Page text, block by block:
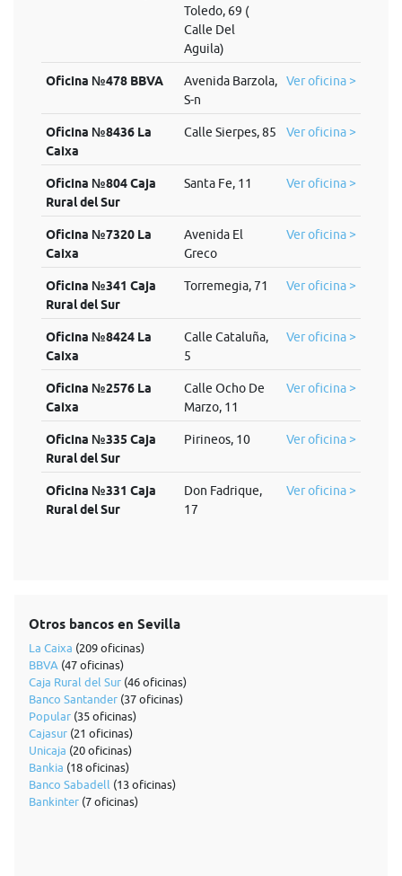
Toledo, 69 (
Calle Del
Aguila)
Oficina №478 BBVA
Avenida Barzola,
S-n
Ver oficina >
Oficina №8436 La
Caixa
Calle Sierpes, 85 Ver oficina >
Oficina №804 Caja
Rural del Sur
Santa Fe, 11 Ver oficina >
Oficina №7320 La
Caixa
Avenida El
Greco
Ver oficina >
Oficina №341 Caja
Rural del Sur
Torremegia, 71 Ver oficina >
Oficina №8424 La
Caixa
Calle Cataluña,
5
Ver oficina >
Oficina №2576 La
Caixa
Calle Ocho De
Marzo, 11
Ver oficina >
Oficina №335 Caja
Rural del Sur
Pirineos, 10 Ver oficina >
Oficina №331 Caja
Rural del Sur
Don Fadrique,
17
Ver oficina >
Otros bancos en Sevilla
La Caixa (209 oficinas)
BBVA (47 oficinas)
Caja Rural del Sur (46 oficinas)
Banco Santander (37 oficinas)
Popular (35 oficinas)
Cajasur (21 oficinas)
Unicaja (20 oficinas)
Bankia (18 oficinas)
Banco Sabadell (13 oficinas)
Bankinter (7 oficinas)